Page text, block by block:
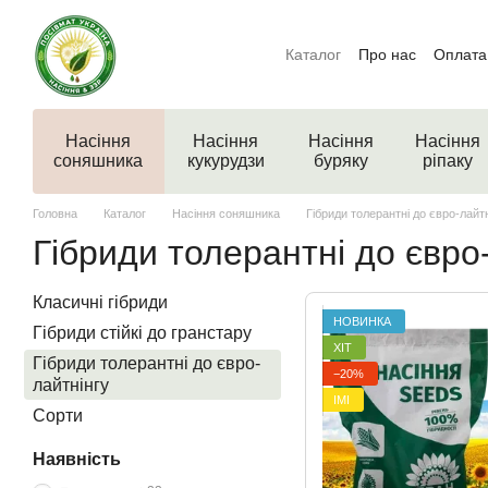
Перейти до основного контенту
Каталог Про нас Оплата
Насіння
соняшника
Насіння
кукурудзи
Насіння
буряку
Насіння
ріпаку
Головна Каталог Насіння соняшника Гібриди толерантні до євро-
Гібриди толерантні до
НОВИНКА
ХІТ
−20%
ІМІ
Класичні гібриди
Гібриди стійкі до гранстару
Гібриди толерантні до євро-
лайтнінгу
Сорти
Наявність